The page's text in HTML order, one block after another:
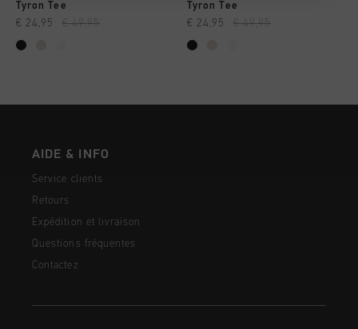
Tyron Tee
€ 24,95 € 49,95
Tyron Tee
€ 24,95 € 49,95
AIDE & INFO
Service clients
Retours
Expédition et livraison
Questions fréquentes
Contactez